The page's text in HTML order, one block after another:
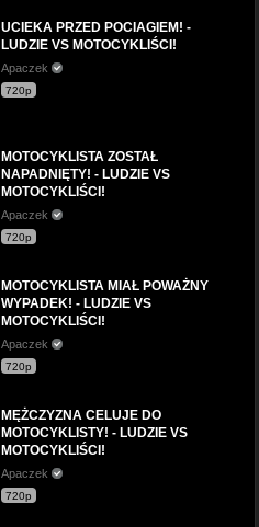
UCIEKA PRZED POCIAGIEM! -
LUDZIE VS MOTOCYKLIŚCI!
Apaczek
720p
MOTOCYKLISTA ZOSTAŁ
NAPADNIĘTY! - LUDZIE VS
MOTOCYKLIŚCI!
Apaczek
720p
MOTOCYKLISTA MIAŁ POWAŻNY
WYPADEK! - LUDZIE VS
MOTOCYKLIŚCI!
Apaczek
720p
MĘŻCZYZNA CELUJE DO
MOTOCYKLISTY! - LUDZIE VS
MOTOCYKLIŚCI!
Apaczek
720p